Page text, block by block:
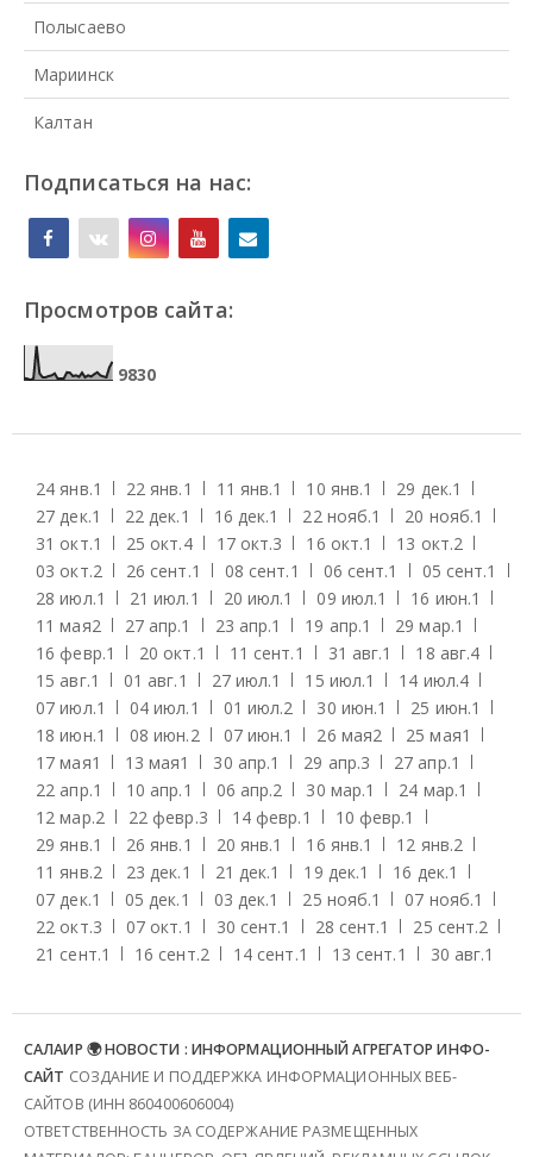
Полысаево
Мариинск
Калтан
Подписаться на нас:
Просмотров сайта:
9830
24 янв.1 22 янв.1 11 янв.1 10 янв.1 29 дек.1
27 дек.1 22 дек.1 16 дек.1 22 нояб.1 20 нояб.1
31 окт.1 25 окт.4 17 окт.3 16 окт.1 13 окт.2
03 окт.2 26 сент.1 08 сент.1 06 сент.1 05 сент.1
28 июл.1 21 июл.1 20 июл.1 09 июл.1 16 июн.1
11 мая2 27 апр.1 23 апр.1 19 апр.1 29 мар.1
16 февр.1 20 окт.1 11 сент.1 31 авг.1 18 авг.4
15 авг.1 01 авг.1 27 июл.1 15 июл.1 14 июл.4
07 июл.1 04 июл.1 01 июл.2 30 июн.1 25 июн.1
18 июн.1 08 июн.2 07 июн.1 26 мая2 25 мая1
17 мая1 13 мая1 30 апр.1 29 апр.3 27 апр.1
22 апр.1 10 апр.1 06 апр.2 30 мар.1 24 мар.1
12 мар.2 22 февр.3 14 февр.1 10 февр.1
29 янв.1 26 янв.1 20 янв.1 16 янв.1 12 янв.2
11 янв.2 23 дек.1 21 дек.1 19 дек.1 16 дек.1
07 дек.1 05 дек.1 03 дек.1 25 нояб.1 07 нояб.1
22 окт.3 07 окт.1 30 сент.1 28 сент.1 25 сент.2
21 сент.1 16 сент.2 14 сент.1 13 сент.1 30 авг.1
САЛАИР 🌍 НОВОСТИ : ИНФОРМАЦИОННЫЙ АГРЕГАТОР ИНФО-
САЙТ СОЗДАНИЕ И ПОДДЕРЖКА ИНФОРМАЦИОННЫХ ВЕБ-
САЙТОВ (ИНН 860400606004)
ОТВЕТСТВЕННОСТЬ ЗА СОДЕРЖАНИЕ РАЗМЕЩЕННЫХ